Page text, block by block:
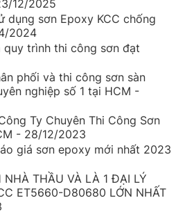
12/2025
dụng sơn Epoxy KCC chống
2024
quy trình thi công sơn đạt
phối và thi công sơn sàn
nghiệp số 1 tại HCM -
Ty Chuyên Thi Công Sơn
- 28/12/2023
giá sơn epoxy mới nhất 2023
NHÀ THẦU VÀ LÀ 1 ĐẠI LÝ
ET5660-D80680 LỚN NHẤT